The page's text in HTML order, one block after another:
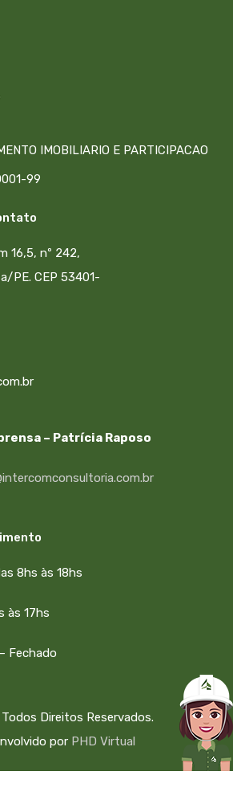
IMOBILIARIO E PARTICIPACAO
99
16,5, nº 242,
PE. CEP 53401-
– Patrícia Raposo
8hs às 18hs
às 17hs
Fechado
Direitos Reservados.
por PHD Virtual